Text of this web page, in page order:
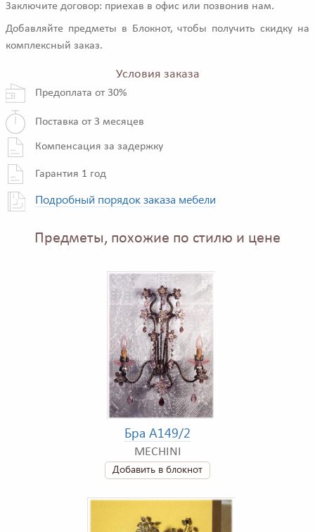
Заключите договор: приехав в офис или позвонив нам.
Добавляйте предметы в Блокнот, чтобы получить скидку на
комплексный заказ.
Условия заказа
Предоплата от 30%
Поставка от 3 месяцев
Компенсация за задержку
Гарантия 1 год
Подробный порядок заказа мебели
Предметы, похожие по стилю и цене
Бра A149/2
MECHINI
Добавить в блокнот